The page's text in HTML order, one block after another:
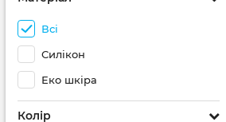
Всі
Силікон
Еко шкіра
Колір